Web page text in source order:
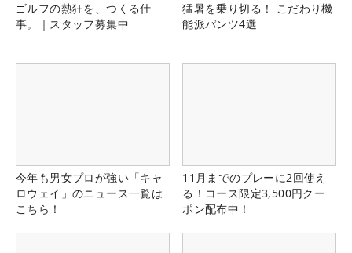
ゴルフの熱狂を、つくる仕
事。｜スタッフ募集中
猛暑を乗り切る！ こだわり機
能派パンツ4選
今年も男女プロが強い「キャ
ロウェイ」のニュース一覧は
こちら！
11月までのプレーに2回使え
る！コース限定3,500円クー
ポン配布中！